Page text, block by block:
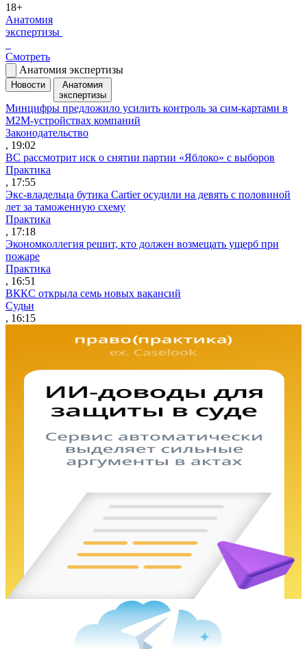
18+
Анатомия
экспертизы
Смотреть
Анатомия экспертизы
Новости
Анатомия
экспертизы
Минцифры предложило усилить контроль за сим-картами в
M2M-устройствах компаний
Законодательство
, 19:02
ВС рассмотрит иск о снятии партии «Яблоко» с выборов
Практика
, 17:55
Экс-владельца бутика Cartier осудили на девять с половиной
лет за таможенную схему
Практика
, 17:18
Экономколлегия решит, кто должен возмещать ущерб при
пожаре
Практика
, 16:51
ВККС открыла семь новых вакансий
Судьи
, 16:15